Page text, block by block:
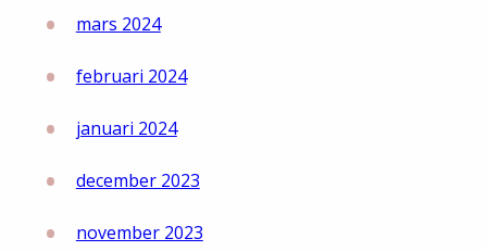
mars 2024
februari 2024
januari 2024
december 2023
november 2023